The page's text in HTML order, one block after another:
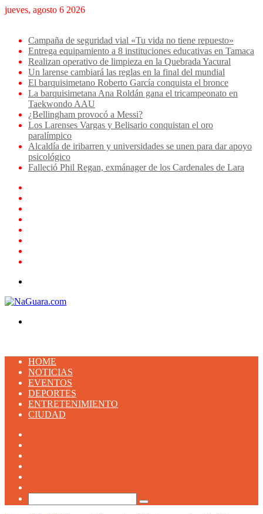
jueves, agosto 6 2026
Campaña de seguridad vial «Tu vida no tiene repuesto»
Entrega equipamiento a 8 instituciones educativas en Tamaca
Realizan operativo de limpieza en la Quebrada Yacural
Un larense cambiará las reglas en la final del mundial
El barquisimetano Roberto García conquista el bronce
La barquisimetana Ana Roldán gana el tricampeonato en
Taekwondo AAU
¿Bellingham provocó a Messi?
Los Larenses Vargas y Belisario conquistan el oro
paralímpico
Alcaldía de iribarren y universidades se unen para dar apoyo
psicológico
Falleció Phil Regan, exmánager de los Cardenales de Lara
HOME
NOTICIAS
EVENTOS
DEPORTES
ENTRETENIMIENTO
CIUDAD
Buscar